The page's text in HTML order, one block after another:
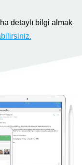
detaylı bilgi almak